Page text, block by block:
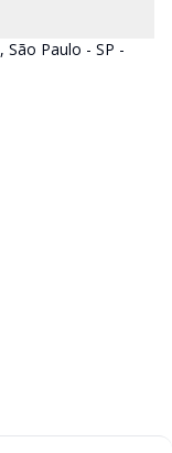
São Paulo - SP -